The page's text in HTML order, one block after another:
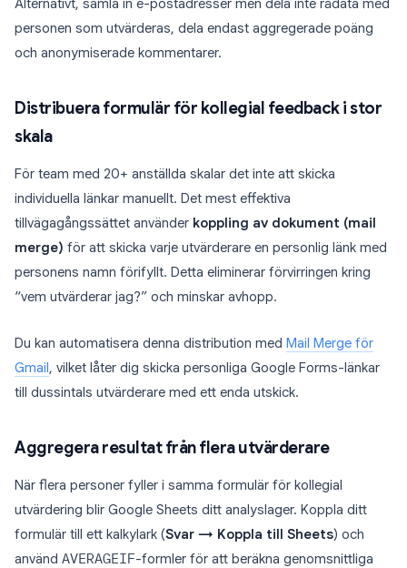
Alternativt, samla in e-postadresser men dela inte rådata med
personen som utvärderas, dela endast aggregerade poäng
och anonymiserade kommentarer.
Distribuera formulär för kollegial feedback i stor
skala
För team med 20+ anställda skalar det inte att skicka
individuella länkar manuellt. Det mest effektiva
tillvägagångssättet använder koppling av dokument (mail
merge) för att skicka varje utvärderare en personlig länk med
personens namn förifyllt. Detta eliminerar förvirringen kring
“vem utvärderar jag?” och minskar avhopp.
Du kan automatisera denna distribution med Mail Merge för
Gmail , vilket låter dig skicka personliga Google Forms-länkar
till dussintals utvärderare med ett enda utskick.
Aggregera resultat från flera utvärderare
När flera personer fyller i samma formulär för kollegial
utvärdering blir Google Sheets ditt analyslager. Koppla ditt
formulär till ett kalkylark (Svar → Koppla till Sheets) och
använd AVERAGEIF-formler för att beräkna genomsnittliga